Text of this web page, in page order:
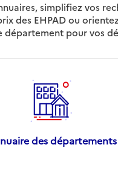
simplifiez vos
des EHPAD ou
département pour vos
des départements